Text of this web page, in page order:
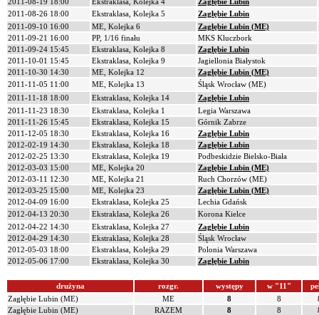
2011-08-26 18:00
Ekstraklasa, Kolejka 5
Zagłębie Lubin
2011-09-10 16:00
ME, Kolejka 6
Zagłębie Lubin (ME)
2011-09-21 16:00
PP, 1/16 finału
MKS Kluczbork
2011-09-24 15:45
Ekstraklasa, Kolejka 8
Zagłębie Lubin
2011-10-01 15:45
Ekstraklasa, Kolejka 9
Jagiellonia Białystok
2011-10-30 14:30
ME, Kolejka 12
Zagłębie Lubin (ME)
2011-11-05 11:00
ME, Kolejka 13
Śląsk Wrocław (ME)
2011-11-18 18:00
Ekstraklasa, Kolejka 14
Zagłębie Lubin
2011-11-23 18:30
Ekstraklasa, Kolejka 1
Legia Warszawa
2011-11-26 15:45
Ekstraklasa, Kolejka 15
Górnik Zabrze
2011-12-05 18:30
Ekstraklasa, Kolejka 16
Zagłębie Lubin
2012-02-19 14:30
Ekstraklasa, Kolejka 18
Zagłębie Lubin
2012-02-25 13:30
Ekstraklasa, Kolejka 19
Podbeskidzie Bielsko-Biała
2012-03-03 15:00
ME, Kolejka 20
Zagłębie Lubin (ME)
2012-03-11 12:30
ME, Kolejka 21
Ruch Chorzów (ME)
2012-03-25 15:00
ME, Kolejka 23
Zagłębie Lubin (ME)
2012-04-09 16:00
Ekstraklasa, Kolejka 25
Lechia Gdańsk
2012-04-13 20:30
Ekstraklasa, Kolejka 26
Korona Kielce
2012-04-22 14:30
Ekstraklasa, Kolejka 27
Zagłębie Lubin
2012-04-29 14:30
Ekstraklasa, Kolejka 28
Śląsk Wrocław
2012-05-03 18:00
Ekstraklasa, Kolejka 29
Polonia Warszawa
2012-05-06 17:00
Ekstraklasa, Kolejka 30 Zagłębie Lubin
drużyna rozgr. występy w "11"
Zagłębie Lubin (ME)
ME 8 8
Zagłębie Lubin (ME)
RAZEM 8 8